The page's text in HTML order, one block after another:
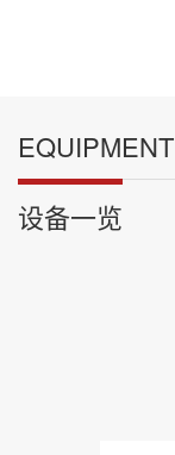
EQUIPMENT
设备一览